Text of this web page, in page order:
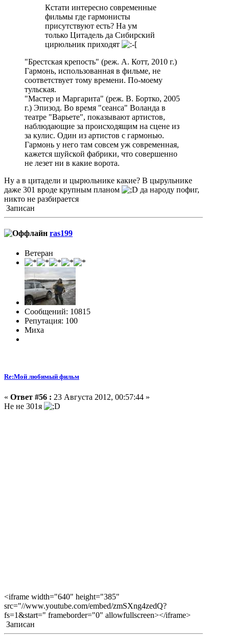
Кстати интересно современные
фильмы где гармонисты
присутствуют есть? На ум
только Цитадель да Сибирский
цирюльник приходят
"Брестская крепость" (реж. А. Котт, 2010 г.)
Гармонь, использованная в фильме, не
соответствует тому времени. По-моему
тульская.
"Мастер и Маргарита" (реж. В. Бортко, 2005
г.) Эпизод. Во время "сеанса" Воланда в
театре "Варьете", показывают артистов,
наблюдающие за происходящим на сцене из
за кулис. Один из артистов с гармонью.
Гармонь у него там совсем уж современная,
кажется шуйской фабрики, что совершенно
не лезет ни в какие ворота.
Ну а в цитадели и цырюльнике какие? В цырульнике
даже 301 вроде крупным планом
да народу пофиг,
никто не разбирается
Записан
ras199
Ветеран
Сообщений: 10815
Репутация: 100
Миха
Re:Мой любимый фильм
« Ответ #56 : 23 Августа 2012, 00:57:44 »
Не не 301я
<iframe width="640" height="385"
src="//www.youtube.com/embed/zmSXng4zedQ?
fs=1&start=" frameborder="0" allowfullscreen></iframe>
Записан